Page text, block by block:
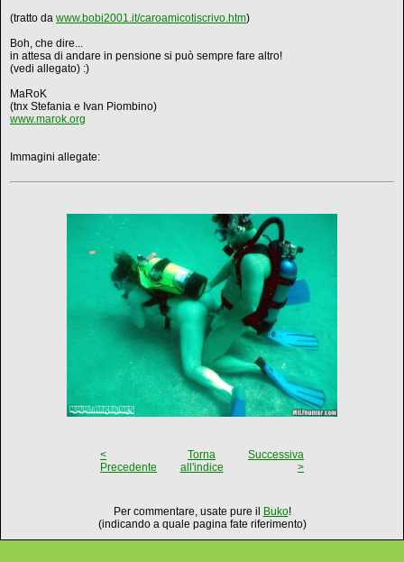
(tratto da www.bobi2001.it/caroamicotiscrivo.htm)
Boh, che dire...
in attesa di andare in pensione si può sempre fare altro!
(vedi allegato) :)
MaRoK
(tnx Stefania e Ivan Piombino)
www.marok.org
Immagini allegate:
<
Precedente
Torna
all'indice
Successiva
>
Per commentare, usate pure il Buko!
(indicando a quale pagina fate riferimento)